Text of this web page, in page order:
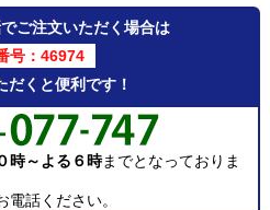
ご注文いただく場合は
号：46974
だくと便利です！
時～よる６時までとなっておりま
電話ください。